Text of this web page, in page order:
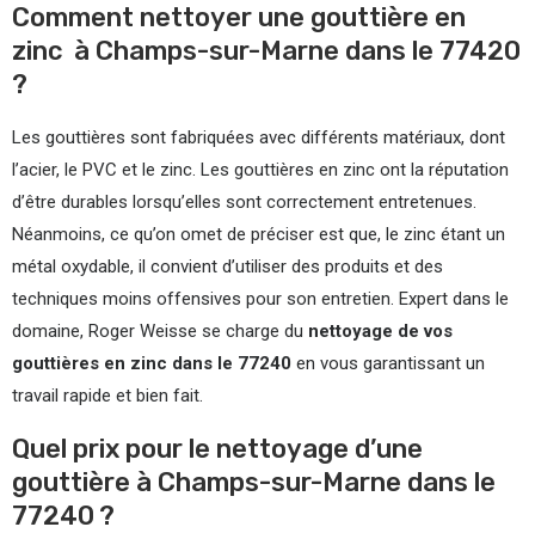
Comment nettoyer une gouttière en
zinc à Champs-sur-Marne dans le 77420
?
Les gouttières sont fabriquées avec différents matériaux, dont
l’acier, le PVC et le zinc. Les gouttières en zinc ont la réputation
d’être durables lorsqu’elles sont correctement entretenues.
Néanmoins, ce qu’on omet de préciser est que, le zinc étant un
métal oxydable, il convient d’utiliser des produits et des
techniques moins offensives pour son entretien. Expert dans le
domaine, Roger Weisse se charge du nettoyage de vos
gouttières en zinc dans le 77240 en vous garantissant un
travail rapide et bien fait.
Quel prix pour le nettoyage d’une
gouttière à Champs-sur-Marne dans le
77240 ?